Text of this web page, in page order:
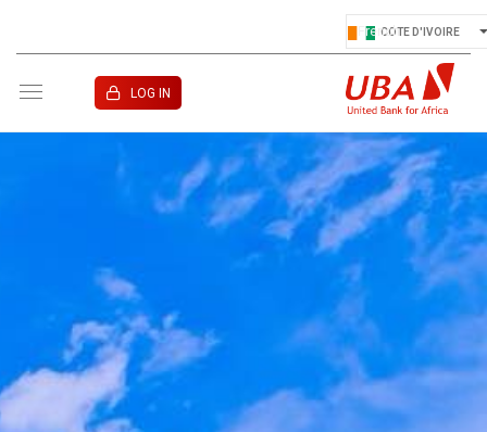
COTE D'IVOIRE
LOG IN